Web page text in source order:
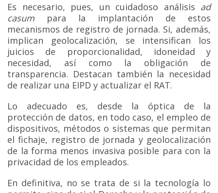
Es necesario, pues, un cuidadoso análisis ad
casum para la implantación de estos
mecanismos de registro de jornada. Si, además,
implican geolocalización, se intensifican los
juicios de proporcionalidad, idoneidad y
necesidad, así como la obligación de
transparencia. Destacan también la necesidad
de realizar una EIPD y actualizar el RAT.
Lo adecuado es, desde la óptica de la
protección de datos, en todo caso, el empleo de
dispositivos, métodos o sistemas que permitan
el fichaje, registro de jornada y geolocalización
de la forma menos invasiva posible para con la
privacidad de los empleados.
En definitiva, no se trata de si la tecnología lo